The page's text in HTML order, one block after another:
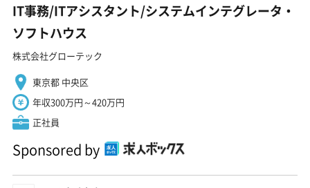
IT事務/ITアシスタント/システムインテグレータ・
ソフトハウス
株式会社グローテック
東京都 中央区
年収300万円～420万円
正社員
Sponsored by